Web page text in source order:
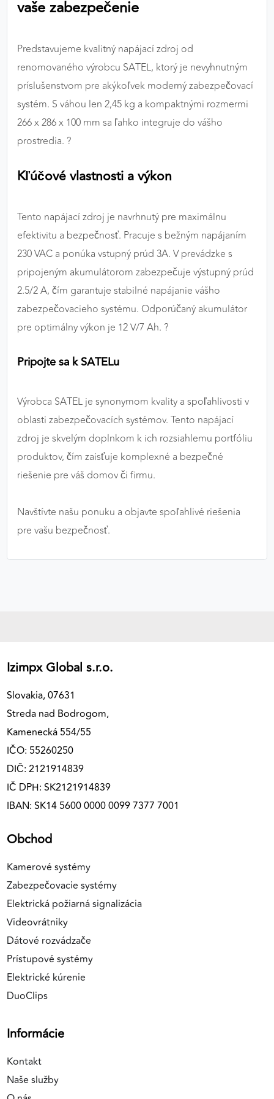
vaše zabezpečenie
Predstavujeme kvalitný napájací zdroj od
renomovaného výrobcu SATEL, ktorý je nevyhnutným
príslušenstvom pre akýkoľvek moderný zabezpečovací
systém. S váhou len 2,45 kg a kompaktnými rozmermi
266 x 286 x 100 mm sa ľahko integruje do vášho
prostredia. ?
Kľúčové vlastnosti a výkon
Tento napájací zdroj je navrhnutý pre maximálnu
efektivitu a bezpečnosť. Pracuje s bežným napájaním
230 VAC a ponúka vstupný prúd 3A. V prevádzke s
pripojeným akumulátorom zabezpečuje výstupný prúd
2.5/2 A, čím garantuje stabilné napájanie vášho
zabezpečovacieho systému. Odporúčaný akumulátor
pre optimálny výkon je 12 V/7 Ah. ?
Pripojte sa k SATELu
Výrobca SATEL je synonymom kvality a spoľahlivosti v
oblasti zabezpečovacích systémov. Tento napájací
zdroj je skvelým doplnkom k ich rozsiahlemu portfóliu
produktov, čím zaisťuje komplexné a bezpečné
riešenie pre váš domov či firmu.
Navštívte našu ponuku a objavte spoľahlivé riešenia
pre vašu bezpečnosť.
Izimpx Global s.r.o.
Slovakia, 07631
Streda nad Bodrogom,
Kamenecká 554/55
IČO: 55260250
DIČ: 2121914839
IČ DPH: SK2121914839
IBAN: SK14 5600 0000 0099 7377 7001
Obchod
Kamerové systémy
Zabezpečovacie systémy
Elektrická požiarná signalizácia
Videovrátniky
Dátové rozvádzače
Prístupové systémy
Elektrické kúrenie
DuoClips
Informácie
Kontakt
Naše služby
výkon a funkčnosť našich stránok.
Poskytovateľ: Google
MARKETINGOVÉ COOKIES
správania používateľov naprieč webovými
zobrazovať cielenú a relevantnú reklamu, a to na
Google Ads